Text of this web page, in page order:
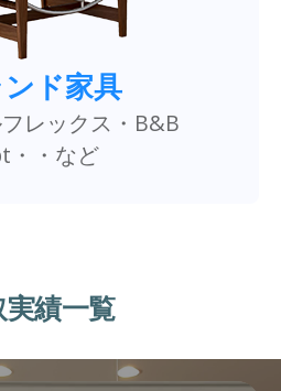
ド家具
レックス・B&B
・・など
実績一覧